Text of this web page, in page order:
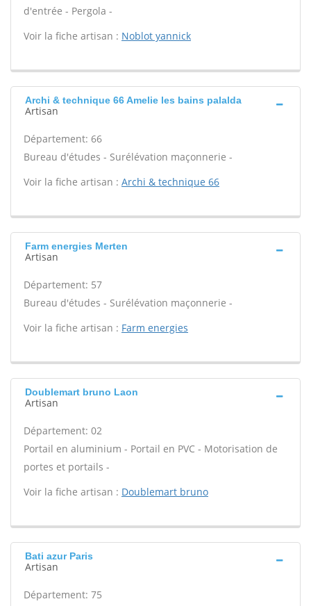
d'entrée - Pergola -
Voir la fiche artisan : Noblot yannick
Archi & technique 66 Amelie les bains palalda
Artisan
Département: 66
Bureau d'études - Surélévation maçonnerie -
Voir la fiche artisan : Archi & technique 66
Farm energies Merten
Artisan
Département: 57
Bureau d'études - Surélévation maçonnerie -
Voir la fiche artisan : Farm energies
Doublemart bruno Laon
Artisan
Département: 02
Portail en aluminium - Portail en PVC - Motorisation de
portes et portails -
Voir la fiche artisan : Doublemart bruno
Bati azur Paris
Artisan
Département: 75